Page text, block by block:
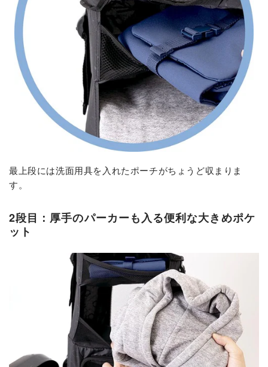
最上段には洗面用具を入れたポーチがちょうど収まりま
す。
2段目：厚手のパーカーも入る便利な大きめポケ
ット